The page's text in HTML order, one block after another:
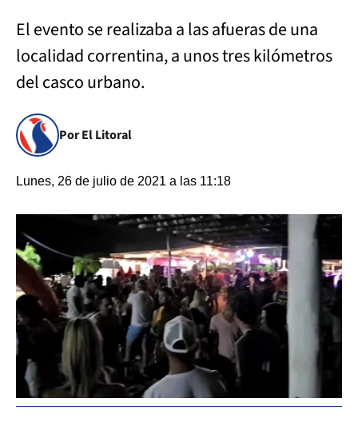
El evento se realizaba a las afueras de una
localidad correntina, a unos tres kilómetros
del casco urbano.
Por El Litoral
Lunes, 26 de julio de 2021 a las 11:18